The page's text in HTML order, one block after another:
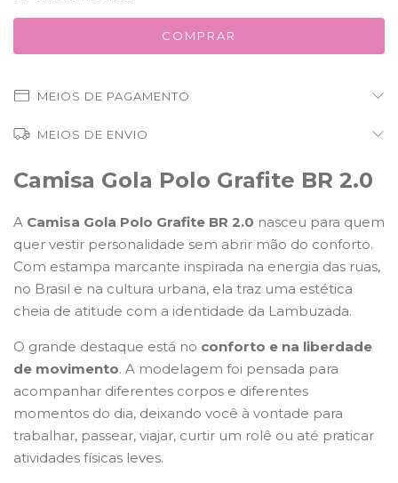
MEIOS DE PAGAMENTO
MEIOS DE ENVIO
Camisa Gola Polo Grafite BR 2.0
A Camisa Gola Polo Grafite BR 2.0 nasceu para quem
quer vestir personalidade sem abrir mão do conforto.
Com estampa marcante inspirada na energia das ruas,
no Brasil e na cultura urbana, ela traz uma estética
cheia de atitude com a identidade da Lambuzada.
O grande destaque está no conforto e na liberdade
de movimento. A modelagem foi pensada para
acompanhar diferentes corpos e diferentes
momentos do dia, deixando você à vontade para
trabalhar, passear, viajar, curtir um rolê ou até praticar
atividades físicas leves.